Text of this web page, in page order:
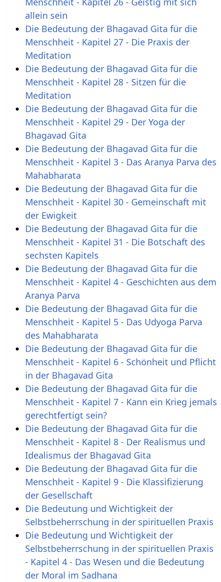
allein sein
Die Bedeutung der Bhagavad Gita für die
Menschheit - Kapitel 27 - Die Praxis der
Meditation
Die Bedeutung der Bhagavad Gita für die
Menschheit - Kapitel 28 - Sitzen für die
Meditation
Die Bedeutung der Bhagavad Gita für die
Menschheit - Kapitel 29 - Der Yoga der
Bhagavad Gita
Die Bedeutung der Bhagavad Gita für die
Menschheit - Kapitel 3 - Das Aranya Parva des
Mahabharata
Die Bedeutung der Bhagavad Gita für die
Menschheit - Kapitel 30 - Gemeinschaft mit
der Ewigkeit
Die Bedeutung der Bhagavad Gita für die
Menschheit - Kapitel 31 - Die Botschaft des
sechsten Kapitels
Die Bedeutung der Bhagavad Gita für die
Menschheit - Kapitel 4 - Geschichten aus dem
Aranya Parva
Die Bedeutung der Bhagavad Gita für die
Menschheit - Kapitel 5 - Das Udyoga Parva
des Mahabharata
Die Bedeutung der Bhagavad Gita für die
Menschheit - Kapitel 6 - Schönheit und Pflicht
in der Bhagavad Gita
Die Bedeutung der Bhagavad Gita für die
Menschheit - Kapitel 7 - Kann ein Krieg jemals
gerechtfertigt sein?
Die Bedeutung der Bhagavad Gita für die
Menschheit - Kapitel 8 - Der Realismus und
Idealismus der Bhagavad Gita
Die Bedeutung der Bhagavad Gita für die
Menschheit - Kapitel 9 - Die Klassifizierung
der Gesellschaft
Die Bedeutung und Wichtigkeit der
Selbstbeherrschung in der spirituellen Praxis
Die Bedeutung und Wichtigkeit der
Selbstbeherrschung in der spirituellen Praxis
- Kapitel 4 - Das Wesen und die Bedeutung
der Moral im Sadhana